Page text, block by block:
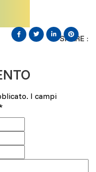
SHARE :
I campi